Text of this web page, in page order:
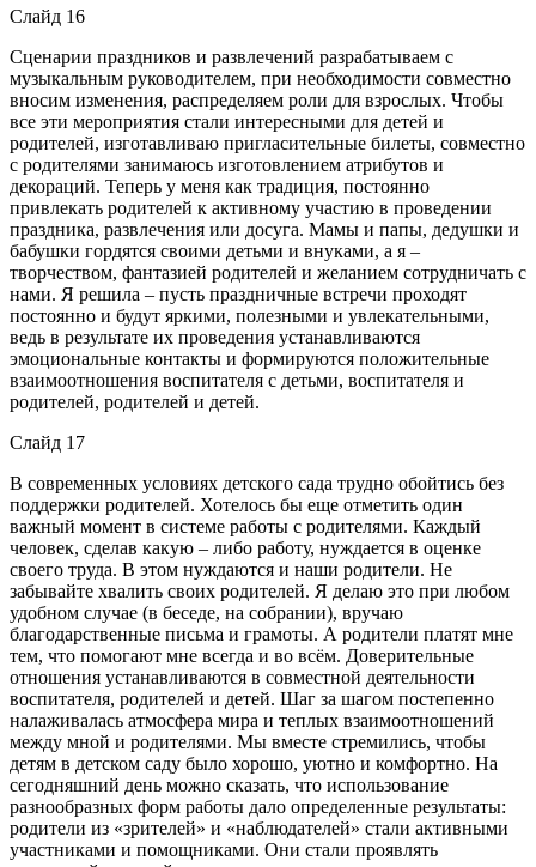
Слайд 16
Сценарии праздников и развлечений разрабатываем с
музыкальным руководителем, при необходимости совместно
вносим изменения, распределяем роли для взрослых. Чтобы
все эти мероприятия стали интересными для детей и
родителей, изготавливаю пригласительные билеты, совместно
с родителями занимаюсь изготовлением атрибутов и
декораций. Теперь у меня как традиция, постоянно
привлекать родителей к активному участию в проведении
праздника, развлечения или досуга. Мамы и папы, дедушки и
бабушки гордятся своими детьми и внуками, а я –
творчеством, фантазией родителей и желанием сотрудничать с
нами. Я решила – пусть праздничные встречи проходят
постоянно и будут яркими, полезными и увлекательными,
ведь в результате их проведения устанавливаются
эмоциональные контакты и формируются положительные
взаимоотношения воспитателя с детьми, воспитателя и
родителей, родителей и детей.
Слайд 17
В современных условиях детского сада трудно обойтись без
поддержки родителей. Хотелось бы еще отметить один
важный момент в системе работы с родителями. Каждый
человек, сделав какую – либо работу, нуждается в оценке
своего труда. В этом нуждаются и наши родители. Не
забывайте хвалить своих родителей. Я делаю это при любом
удобном случае (в беседе, на собрании), вручаю
благодарственные письма и грамоты. А родители платят мне
тем, что помогают мне всегда и во всём. Доверительные
отношения устанавливаются в совместной деятельности
воспитателя, родителей и детей. Шаг за шагом постепенно
налаживалась атмосфера мира и теплых взаимоотношений
между мной и родителями. Мы вместе стремились, чтобы
детям в детском саду было хорошо, уютно и комфортно. На
сегодняшний день можно сказать, что использование
разнообразных форм работы дало определенные результаты:
родители из «зрителей» и «наблюдателей» стали активными
участниками и помощниками. Они стали проявлять